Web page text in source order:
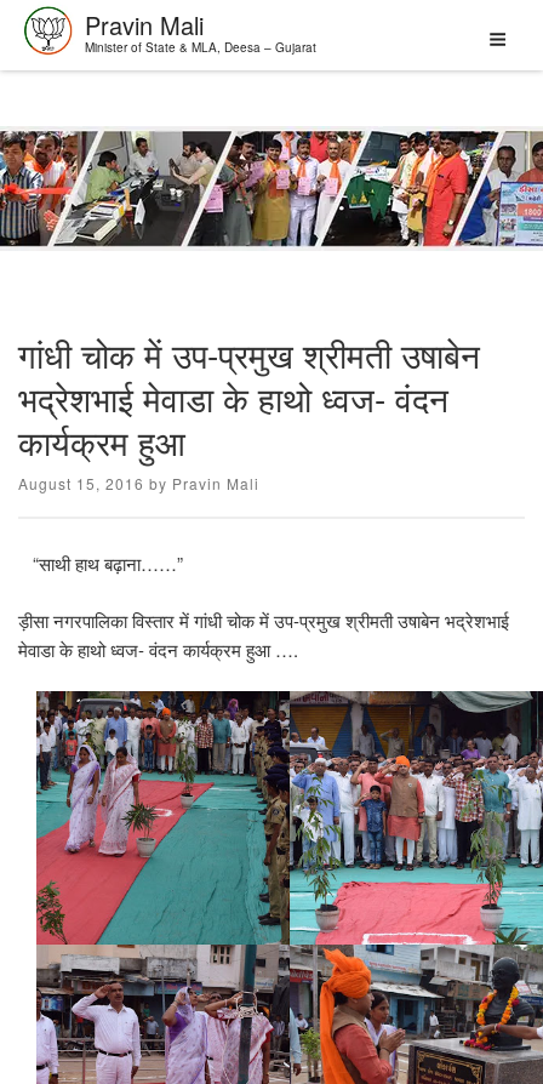
Skip
to
content
Pravin Mali
Minister of State & MLA, Deesa – Gujarat
गांधी चोक में उप-प्रमुख श्रीमती उषाबेन
भद्रेशभाई मेवाडा के हाथो ध्वज- वंदन
कार्यक्रम हुआ
Posted
August 15, 2016 by Pravin Mali
“साथी हाथ बढ़ाना……”
ड़ीसा नगरपालिका विस्तार में गांधी चोक में उप-प्रमुख श्रीमती उषाबेन भद्रेशभाई
मेवाडा के हाथो ध्वज- वंदन कार्यक्रम हुआ ….